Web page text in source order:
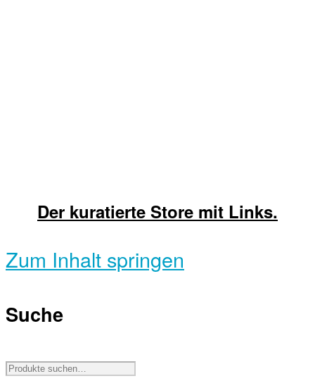
Der kuratierte Store mit Links.
Zum Inhalt springen
Suche